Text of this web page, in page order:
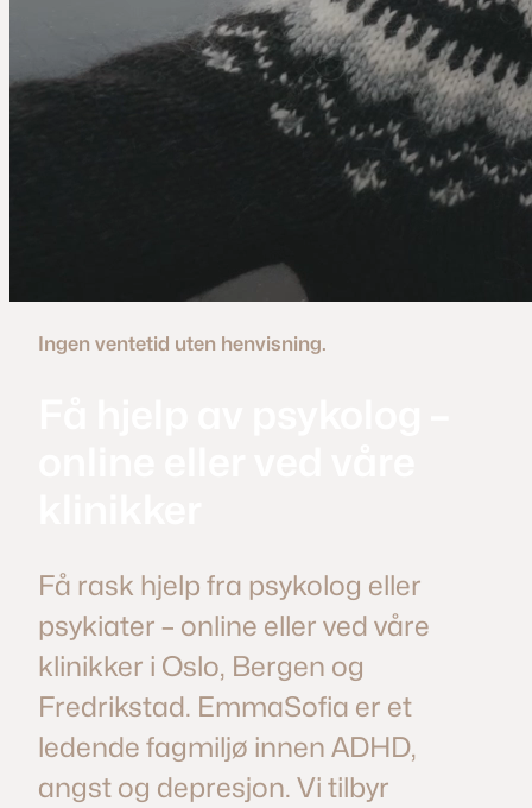
Ingen ventetid uten henvisning.
Få rask hjelp fra psykolog eller
psykiater – online eller ved våre
klinikker i Oslo, Bergen og
Fredrikstad. EmmaSofia er et
ledende fagmiljø innen ADHD,
angst og depresjon. Vi tilbyr